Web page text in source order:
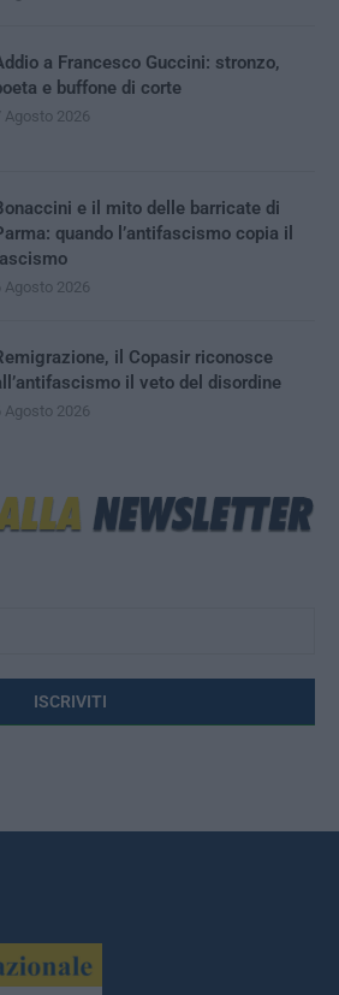
a Francesco Guccini: stronzo,
e buffone di corte
Agosto 2026
e il mito delle barricate di
quando l’antifascismo copia il
Agosto 2026
il Copasir riconosce
il veto del disordine
Agosto 2026